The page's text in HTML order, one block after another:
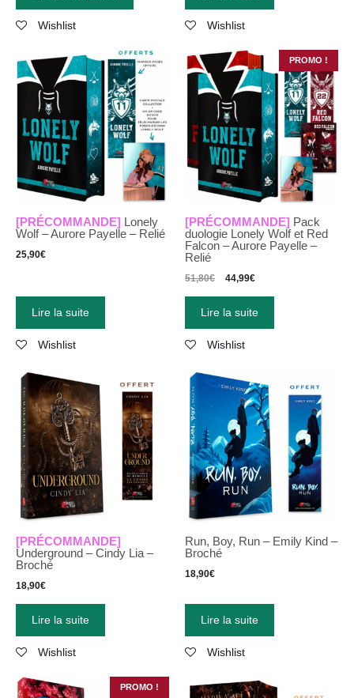
Wishlist Wishlist
[PRÉCOMMANDE] Lonely
Wolf – Aurore Payelle – Relié
25,90€
Lire la suite
Wishlist
PROMO !
[PRÉCOMMANDE] Pack
duologie Lonely Wolf et Red
Falcon – Aurore Payelle –
Relié
51,80€ 44,99€
Lire la suite
Wishlist
[PRÉCOMMANDE]
Underground – Cindy Lia –
Broché
18,90€
Lire la suite
Wishlist
Run, Boy, Run – Emily Kind –
Broché
18,90€
Lire la suite
Wishlist
PROMO !